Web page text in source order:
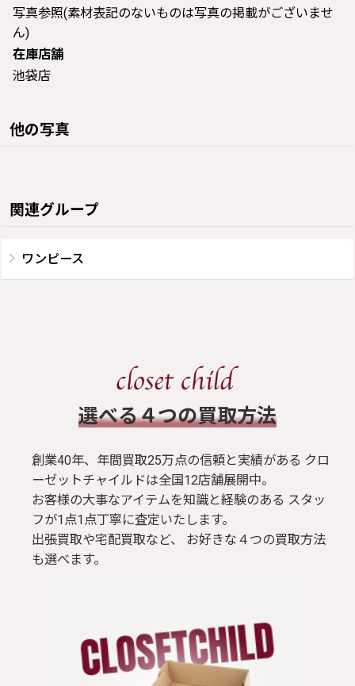
写真参照(素材表記のないものは写真の掲載がございませ
ん)
在庫店舗
池袋店
他の写真
関連グループ
ワンピース
​選べる４つの買取方法
創業40年、年間買取25万点の信頼と実績がある クロ
ーゼットチャイルドは全国12店舗展開中。
お客様の大事なアイテムを知識と経験のある スタッ
フが1点1点丁寧に査定いたします。
出張買取や宅配買取など、 お好きな４つの買取方法
も選べます。